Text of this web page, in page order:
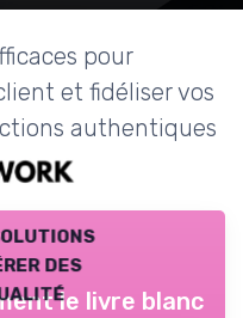
pour
et fidéliser vos
authentiques
des
le livre blanc